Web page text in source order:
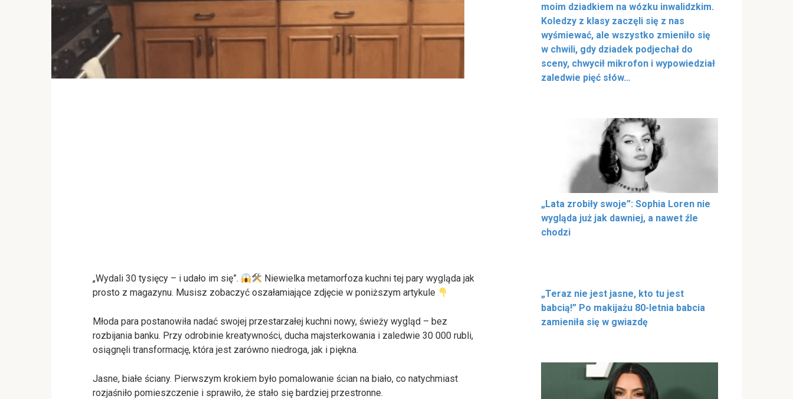
„Wydali 30 tysięcy – i udało im się”.
Niewielka metamorfoza kuchni tej pary wygląda jak
prosto z magazynu. Musisz zobaczyć oszałamiające zdjęcie w poniższym artykule
Młoda para postanowiła nadać swojej przestarzałej kuchni nowy, świeży wygląd – bez
rozbijania banku. Przy odrobinie kreatywności, ducha majsterkowania i zaledwie 30 000 rubli,
osiągnęli transformację, która jest zarówno niedroga, jak i piękna.
Jasne, białe ściany. Pierwszym krokiem było pomalowanie ścian na biało, co natychmiast
rozjaśniło pomieszczenie i sprawiło, że stało się bardziej przestronne.
moim dziadkiem na wózku inwalidzkim.
Koledzy z klasy zaczęli się z nas
wyśmiewać, ale wszystko zmieniło się
w chwili, gdy dziadek podjechał do
sceny, chwycił mikrofon i wypowiedział
zaledwie pięć słów…
„Lata zrobiły swoje”: Sophia Loren nie
wygląda już jak dawniej, a nawet źle
chodzi
„Teraz nie jest jasne, kto tu jest
babcią!” Po makijażu 80-letnia babcia
zamieniła się w gwiazdę